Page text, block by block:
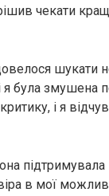
чекати
шукати
я була
і я
в мої